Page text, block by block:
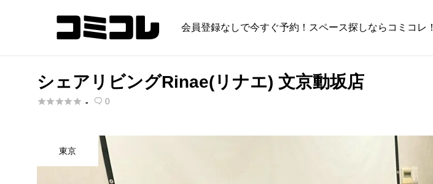
会員登録なしで今すぐ予約！スペース探しならコミコレ！
シェアリビングRinae(リナエ) 文京動坂店
 -  0
東京